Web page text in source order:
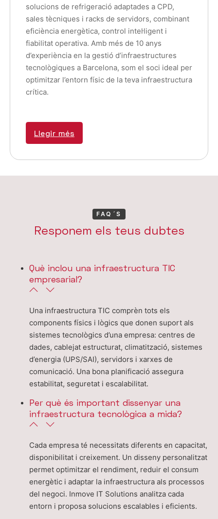
solucions de refrigeració adaptades a CPD,
sales tècniques i racks de servidors, combinant
eficiència energètica, control intel·ligent i
fiabilitat operativa. Amb més de 10 anys
d’experiència en la gestió d’infraestructures
tecnològiques a Barcelona, som el soci ideal per
optimitzar l’entorn físic de la teva infraestructura
crítica.
Llegir més
FAQ´S
Responem els teus dubtes
Què inclou una infraestructura TIC
empresarial?
Una infraestructura TIC comprèn tots els
components físics i lògics que donen suport als
sistemes tecnològics d’una empresa: centres de
dades, cablejat estructurat, climatització, sistemes
d’energia (UPS/SAI), servidors i xarxes de
comunicació. Una bona planificació assegura
estabilitat, seguretat i escalabilitat.
Per què és important dissenyar una
infraestructura tecnològica a mida?
Cada empresa té necessitats diferents en capacitat,
disponibilitat i creixement. Un disseny personalitzat
permet optimitzar el rendiment, reduir el consum
energètic i adaptar la infraestructura als processos
del negoci. Inmove IT Solutions analitza cada
entorn i proposa solucions escalables i eficients.